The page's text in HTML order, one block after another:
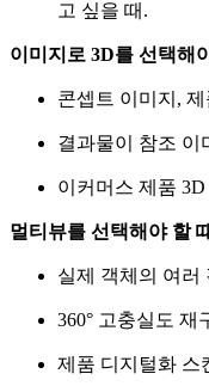
고 싶을 때.
이미지로 3D를 선택해
콘셉트 이미지,
결과물이 참조 이
이커머스 제품
멀티뷰를 선택해야 할
실제 객체의 여러
360° 고충실도 재
제품 디지털화 스